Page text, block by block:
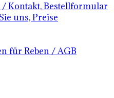
Kontakt, Bestellformular
uns, Preise
für Reben / AGB